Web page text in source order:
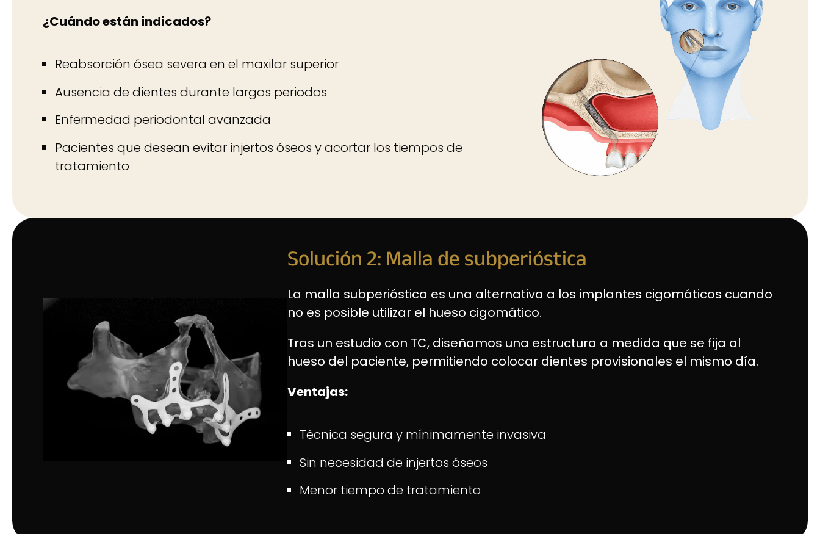
¿Cuándo están indicados?
Reabsorción ósea severa en el maxilar superior
Ausencia de dientes durante largos periodos
Enfermedad periodontal avanzada
Pacientes que desean evitar injertos óseos y acortar los tiempos de
tratamiento
Solución 2: Malla de subperióstica
La malla subperióstica es una alternativa a los implantes cigomáticos cuando
no es posible utilizar el hueso cigomático.
Tras un estudio con TC, diseñamos una estructura a medida que se fija al
hueso del paciente, permitiendo colocar dientes provisionales el mismo día.
Ventajas:
Técnica segura y mínimamente invasiva
Sin necesidad de injertos óseos
Menor tiempo de tratamiento